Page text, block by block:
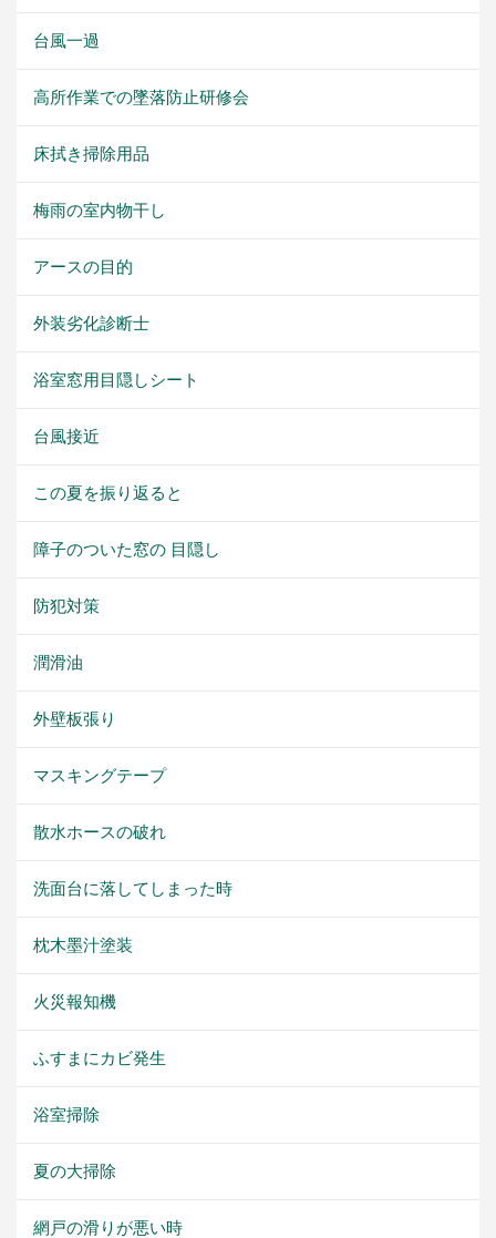
台風一過
高所作業での墜落防止研修会
床拭き掃除用品
梅雨の室内物干し
アースの目的
外装劣化診断士
浴室窓用目隠しシート
台風接近
この夏を振り返ると
障子のついた窓の 目隠し
防犯対策
潤滑油
外壁板張り
マスキングテープ
散水ホースの破れ
洗面台に落してしまった時
枕木墨汁塗装
火災報知機
ふすまにカビ発生
浴室掃除
夏の大掃除
網戸の滑りが悪い時